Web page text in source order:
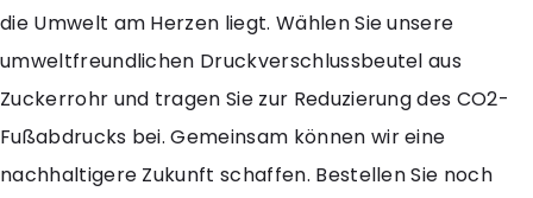
die Umwelt am Herzen liegt. Wählen Sie unsere
umweltfreundlichen Druckverschlussbeutel aus
Zuckerrohr und tragen Sie zur Reduzierung des CO2-
Fußabdrucks bei. Gemeinsam können wir eine
nachhaltigere Zukunft schaffen. Bestellen Sie noch